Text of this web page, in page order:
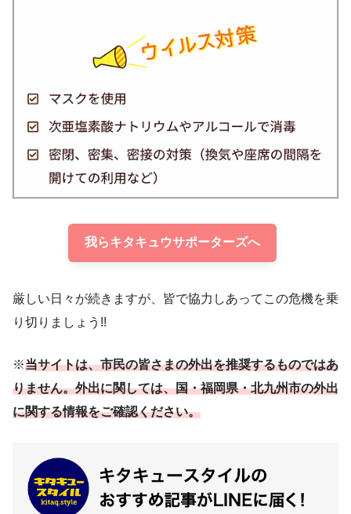
我らキタキュウサポーターズへ
厳しい日々が続きますが、皆で協力しあってこの危機を乗
り切りましょう!!
※当サイトは、市民の皆さまの外出を推奨するものではあ
りません。外出に関しては、国・福岡県・北九州市の外出
に関する情報をご確認ください。